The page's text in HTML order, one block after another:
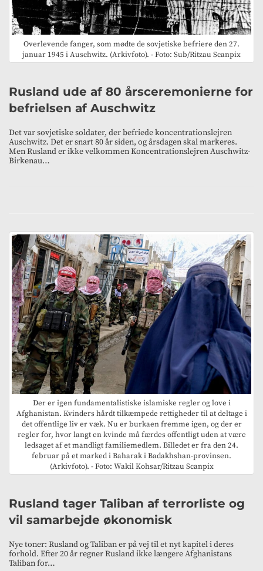
Overlevende fanger, som mødte de sovjetiske befriere den 27.
januar 1945 i Auschwitz. (Arkivfoto). - Foto: Sub/Ritzau Scanpix
Rusland ude af 80 årsceremonierne for
befrielsen af Auschwitz
Det var sovjetiske soldater, der befriede koncentrationslejren
Auschwitz. Det er snart 80 år siden, og årsdagen skal markeres.
Men Rusland er ikke velkommen Koncentrationslejren Auschwitz-
Birkenau…
Der er igen fundamentalistiske islamiske regler og love i
Afghanistan. Kvinders hårdt tilkæmpede rettigheder til at deltage i
det offentlige liv er væk. Nu er burkaen fremme igen, og der er
regler for, hvor langt en kvinde må færdes offentligt uden at være
ledsaget af et mandligt familiemedlem. Billedet er fra den 24.
februar på et marked i Baharak i Badakhshan-provinsen.
(Arkivfoto). - Foto: Wakil Kohsar/Ritzau Scanpix
Rusland tager Taliban af terrorliste og
vil samarbejde økonomisk
Nye toner: Rusland og Taliban er på vej til et nyt kapitel i deres
forhold. Efter 20 år regner Rusland ikke længere Afghanistans
Taliban for…